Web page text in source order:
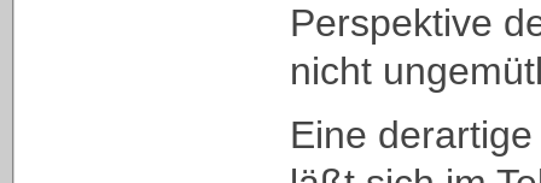
Perspektive
nicht
Eine